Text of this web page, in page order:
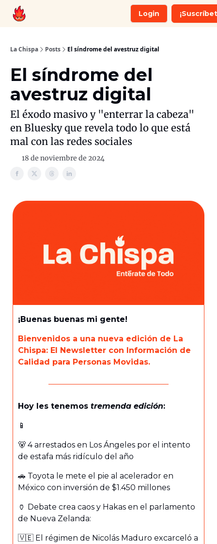
Login
La Chispa Posts El síndrome del avestruz digital
El síndrome del
avestruz digital
El éxodo masivo y "enterrar la cabeza"
en Bluesky que revela todo lo que está
mal con las redes sociales
18 de noviembre de 2024
¡Buenas buenas mi gente!
Bienvenidos a una nueva edición de La
Chispa: El Newsletter con Información de
Calidad para Personas Movidas.
Hoy les tenemos tremenda edición:
📱
🐻 4 arrestados en Los Ángeles por el intento
de estafa más ridículo del año
🚗 Toyota le mete el pie al acelerador en
México con inversión de $1.450 millones
🏺 Debate crea caos y Hakas en el parlamento
de Nueva Zelanda:
🇻🇪 El régimen de Nicolás Maduro excarceló a